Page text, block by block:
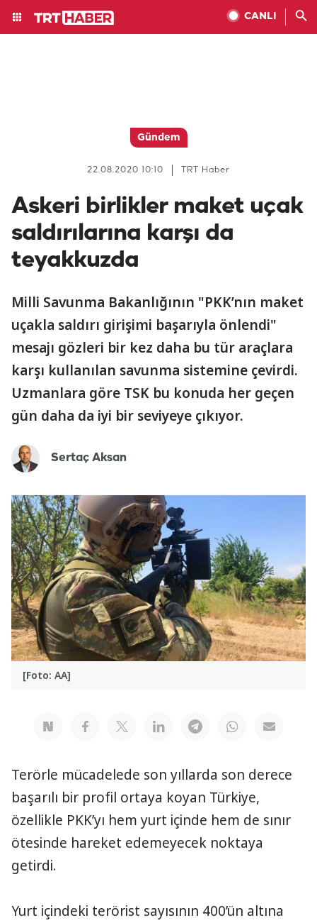
CANLI
Gündem
TRT Haber
22.08.2020 10:10
Askeri birlikler maket uçak
saldırılarına karşı da
teyakkuzda
Milli Savunma Bakanlığının "PKK’nın maket
uçakla saldırı girişimi başarıyla önlendi"
mesajı gözleri bir kez daha bu tür araçlara
karşı kullanılan savunma sistemine çevirdi.
Uzmanlara göre TSK bu konuda her geçen
gün daha da iyi bir seviyeye çıkıyor.
Sertaç Aksan
[Foto: AA]
Terörle mücadelede son yıllarda son derece
başarılı bir profil ortaya koyan Türkiye,
özellikle PKK’yı hem yurt içinde hem de sınır
ötesinde hareket edemeyecek noktaya
getirdi.
Yurt içindeki terörist sayısının 400’ün altına